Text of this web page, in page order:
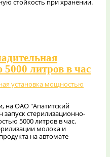
стойкость при хранении.
литров в час
на ОАО "Апатитский
стерилизационно-
5000 литров в час.
молока и
на автомате